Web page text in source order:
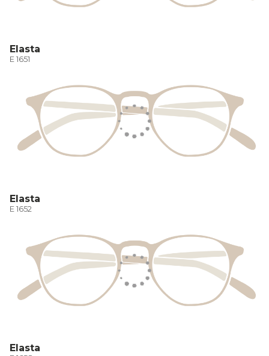
Elasta
E 1651
Elasta
E 1652
Elasta